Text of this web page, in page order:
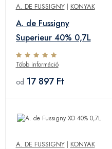
A. DE FUSSIGNY| KONYAK
A. de Fussigny
Superieur 40% 0,7L
Több információ
od 17 897 Ft
A. DE FUSSIGNY| KONYAK